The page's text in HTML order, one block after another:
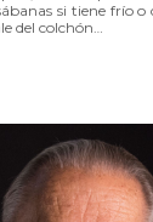
si tiene frío o
del colchón…